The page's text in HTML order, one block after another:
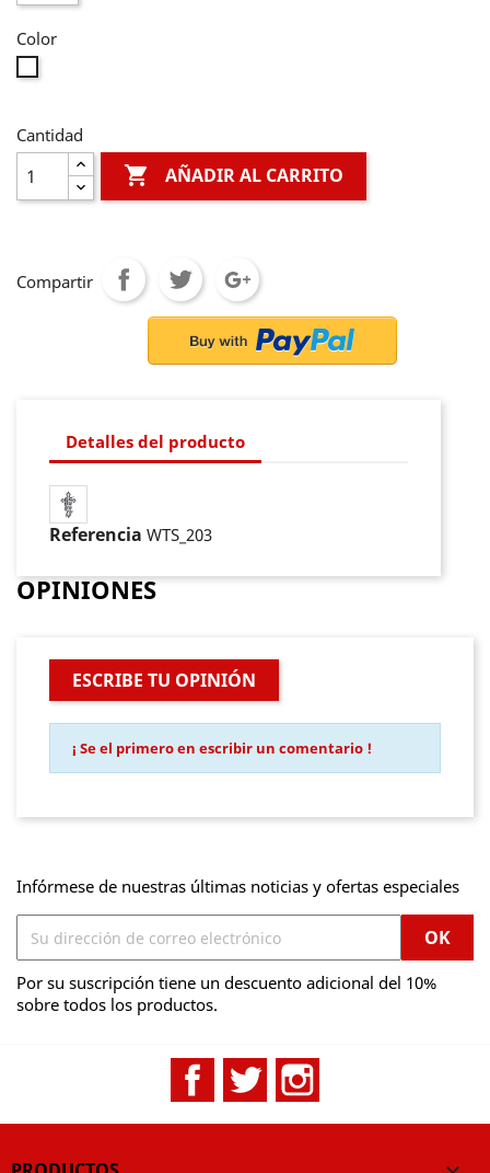
Color
Cantidad
 AÑADIR AL CARRITO
Compartir
Detalles del producto
Referencia WTS_203
OPINIONES
ESCRIBE TU OPINIÓN
¡ Se el primero en escribir un comentario !
Infórmese de nuestras últimas noticias y ofertas especiales
Por su suscripción tiene un descuento adicional del 10%
sobre todos los productos.
FacebookTwitter